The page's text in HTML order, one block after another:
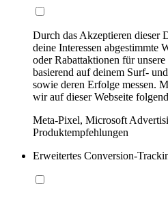
Durch das Akzeptieren dieser
deine Interessen abgestimmte
oder Rabattaktionen für
basierend auf deinem Surf-
sowie deren Erfolge messen.
wir auf dieser Webseite
Meta-Pixel, Microsoft
Produktempfehlungen
Erweitertes Conversion-